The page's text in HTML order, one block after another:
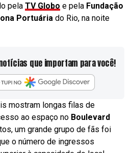
pela TV Globo e pela Fundação
Portuáriado Rio, na noite
que importam para você!
mostram longas filas de
ao espaço no Boulevard
um grande grupo de fãs foi
o número de ingressos